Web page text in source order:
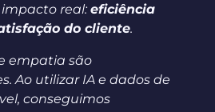
real:eficiência
do cliente.
empatia são
Ao utilizar IA e dados de
conseguimos